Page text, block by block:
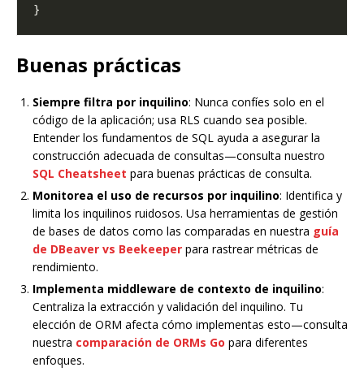
Buenas prácticas
Siempre filtra por inquilino: Nunca confíes solo en el
código de la aplicación; usa RLS cuando sea posible.
Entender los fundamentos de SQL ayuda a asegurar la
construcción adecuada de consultas—consulta nuestro
SQL Cheatsheet para buenas prácticas de consulta.
Monitorea el uso de recursos por inquilino: Identifica y
limita los inquilinos ruidosos. Usa herramientas de gestión
de bases de datos como las comparadas en nuestra guía
de DBeaver vs Beekeeper para rastrear métricas de
rendimiento.
Implementa middleware de contexto de inquilino:
Centraliza la extracción y validación del inquilino. Tu
elección de ORM afecta cómo implementas esto—consulta
nuestra comparación de ORMs Go para diferentes
enfoques.